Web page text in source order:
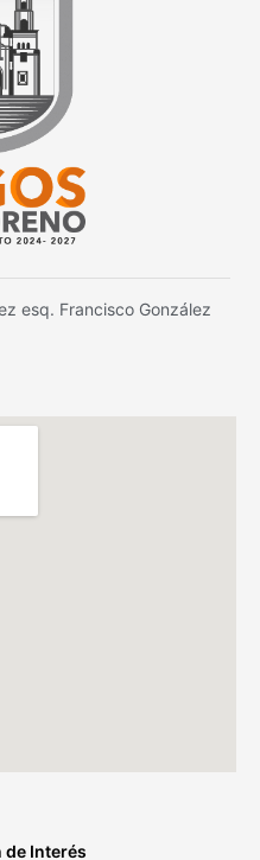
esq. Francisco González
Interés